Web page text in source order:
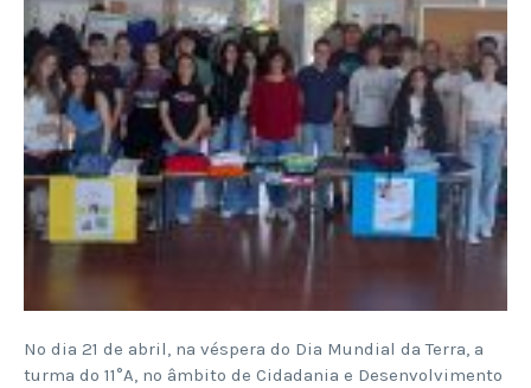
No dia 21 de abril, na véspera do Dia Mundial da Terra, a
turma do 11°A, no âmbito de Cidadania e Desenvolvimento